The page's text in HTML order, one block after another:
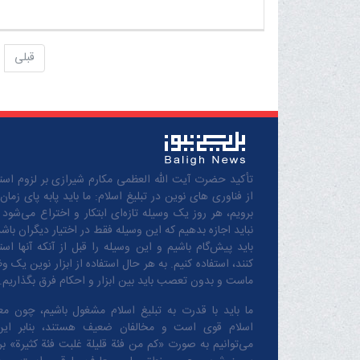
قبلی
تأکید حضرت آیت الله العظمی مکارم شیرازی بر لزوم
از فناوری های نوین در تبلیغ اسلام: ما باید پابه پای
برویم، هر روز یک وسیله تازه‌ای ابتکار و اختراع
نباید اجازه بدهیم که این وسیله فقط در اختیار دیگران
باید پیش‌گام باشیم و این وسیله را قبل از آنکه آنها
کنند، استفاده کنیم. به هر حال استفاده از ابزار نوین یک
ماست و بدون تعصب باید بین ابزار و احکام فرق بگذاریم.
ما باید با قدرت به تبلیغ اسلام مشغول باشیم، چون
اسلام قوی است و مخالفان ضعیف هستند، بنابر
می‌توانیم به صورت «کم من فئة قلیلة غلبت فئة کثیرة» بر